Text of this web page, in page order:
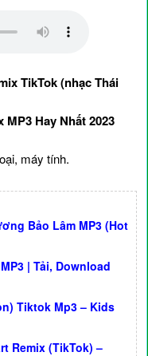
TikTok (nhạc Thái
MP3 Hay Nhất 2023
máy tính.
Bảo Lâm MP3 (Hot
| Tải, Download
Tiktok Mp3 – Kids
Remix (TikTok) –